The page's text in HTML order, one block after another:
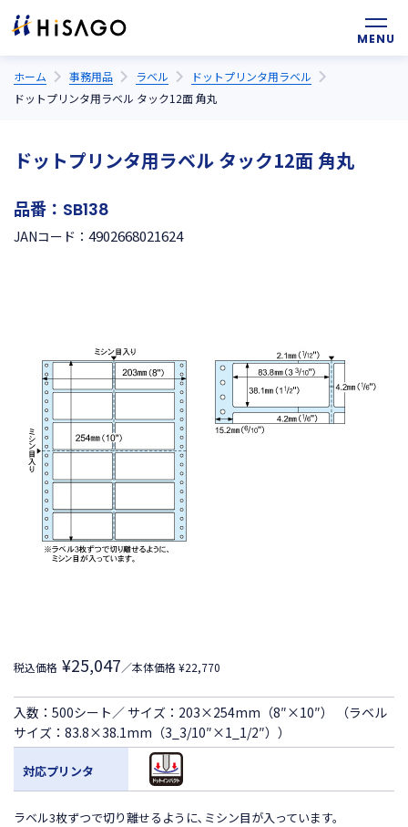
ホーム 事務用品 ラベル
ドットプリンタ用ラベル
ドットプリンタ用ラベル タック12面 角丸
ドットプリンタ用ラベル タック12面 角丸
品番： SB138
JANコード： 4902668021624
税込価格 ¥25,047／本体価格 ¥22,770
入数：500シート／ サイズ：203×254mm（8″×10″） （ラベル
サイズ：83.8×38.1mm（3_3/10″×1_1/2″））
対応プリンタ
ラベル3枚ずつで切り離せるように､ミシン目が入っています。